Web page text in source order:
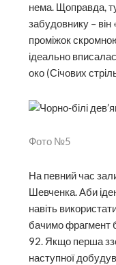
нема. Щоправда,
забудовнику –
проміжок
ідеально
око (Січових
Фото №5
На певний час
Шевченка. Аби
навіть
бачимо фрагмент
92. Якщо перша
наступної